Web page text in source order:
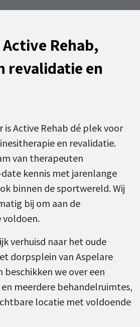
Rehab,
revalidatie en
is Active Rehab dé plek voor
en revalidatie.
van therapeuten
kennis met jarenlange
binnen de sportwereld. Wij
bij om aan de
verhuisd naar het oude
dorpsplein van Aspelare
beschikken we over een
meerdere behandelruimtes,
locatie met voldoende